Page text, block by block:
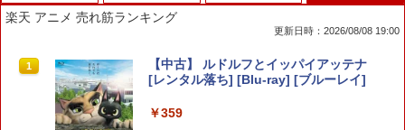
1
【inklink公式】Switch / Switch2 コン
トローラー スイッチ2 スイッチ プロコン
ラ switch2コントローラ プロコンswitc
1
【ホリ公式】【SONYライセンス商品】
DualSense™ワイヤレスコントローラー
おすすめ
1 【中古】大乱闘スマッシュブラザーズX
楽天 アニメ 売れ筋ランキング
更新日時：2026/08/08 19:00
1
【中古】 ルドルフとイッパイアッテナ
[レンタル落ち] [Blu-ray] [ブルーレイ]
￥359